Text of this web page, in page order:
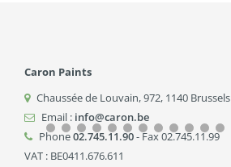
Caron Paints
Chaussée de Louvain, 972, 1140 Brussels
Email : info@caron.be
Phone02.745.11.90- Fax 02.745.11.99
VAT : BE0411.676.611